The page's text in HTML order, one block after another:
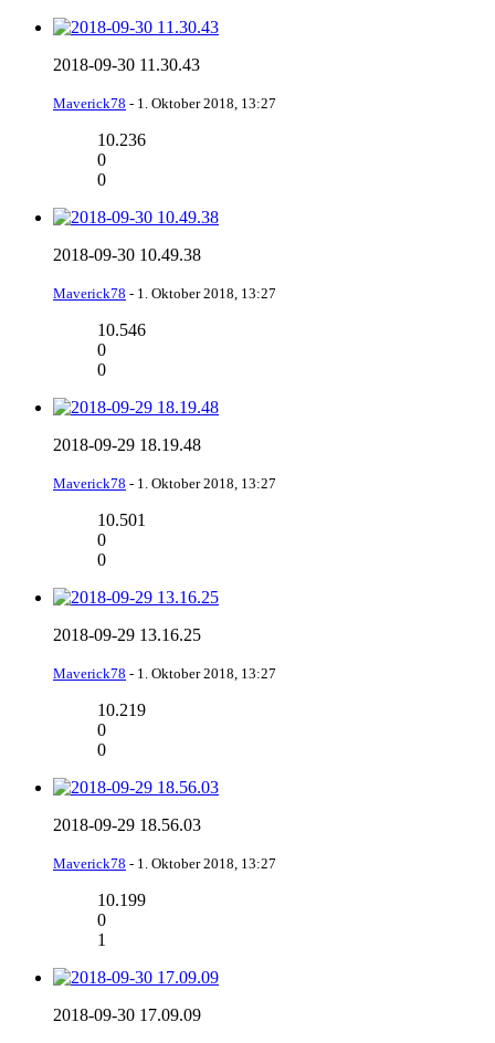
2018-09-30 11.30.43
Maverick78 - 1. Oktober 2018, 13:27
10.236
0
0
2018-09-30 10.49.38
Maverick78 - 1. Oktober 2018, 13:27
10.546
0
0
2018-09-29 18.19.48
Maverick78 - 1. Oktober 2018, 13:27
10.501
0
0
2018-09-29 13.16.25
Maverick78 - 1. Oktober 2018, 13:27
10.219
0
0
2018-09-29 18.56.03
Maverick78 - 1. Oktober 2018, 13:27
10.199
0
1
2018-09-30 17.09.09